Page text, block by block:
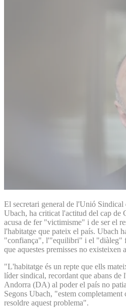
El secretari general de l'Unió
Ubach, ha criticat l'actitud del cap de
acusa de fer "victimisme" i de ser el
l'habitatge que pateix el país. Ubach
"confiança", l'"equilibri" i el "diàleg"
que aquestes premisses no existeixen
"L'habitatge és un repte que ells
líder sindical, recordant que abans de
Andorra (DA) al poder el país no
Segons Ubach, "estem
resoldre aquest problema".